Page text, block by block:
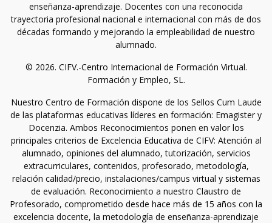
enseñanza-aprendizaje. Docentes con una reconocida
trayectoria profesional nacional e internacional con más de dos
décadas formando y mejorando la empleabilidad de nuestro
alumnado.
© 2026. CIFV.-Centro Internacional de Formación Virtual.
Formación y Empleo, SL.
Nuestro Centro de Formación dispone de los Sellos Cum Laude
de las plataformas educativas líderes en formación: Emagister y
Docenzia. Ambos Reconocimientos ponen en valor los
principales criterios de Excelencia Educativa de CIFV: Atención al
alumnado, opiniones del alumnado, tutorización, servicios
extracurriculares, contenidos, profesorado, metodología,
relación calidad/precio, instalaciones/campus virtual y sistemas
de evaluación. Reconocimiento a nuestro Claustro de
Profesorado, comprometido desde hace más de 15 años con la
excelencia docente, la metodología de enseñanza-aprendizaje